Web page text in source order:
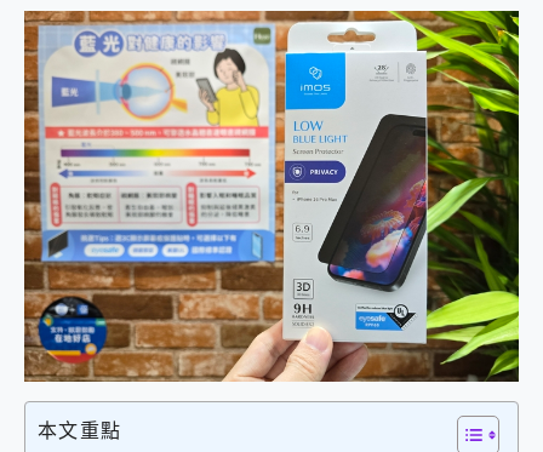
AI 支付 一錶搞定大小事 Xiaomi Watch 5 開箱 評測
超驚艷 讓人一眼就愛上 LENOVO 聯想 Yoga Book 9 14吋 AI輕薄筆電 開箱 評測
美到讓人超想擁有 moto pad 60 系列 與 Moto | Swarovski razr 60 冰藍限定版本 開箱 評測
好用的 EaseUS Partition Master 讓您輕鬆的移除與格式化有防寫保護的隨身碟或SD卡
一鍵修復模糊影片、舊照的 AI 好幫手! VideoProc Converter AI 新版全解析 × 年末優惠，一篇全看懂
小朋友才做選擇 投影機 RGB藍牙音響 氛圍情境燈 我通通都要！ Starfish 2 幻彩膠囊投影機｜結合「 智慧投影 & 煥彩流動 」的沈浸式生活新體驗
外型超吸晴~ 給您絕佳操控體驗 GravaStar Mercury K1 系列 異星機械鍵盤與 Mercury X 系列 輕量無線電競滑鼠 開箱 評測
iPhone 17 系列 有認證的防護來囉！ imos 首家導入 UL MCV 行銷宣告驗證的手機配件品牌
DJI Osmo Pocket 3 爽爽帶回家 歡慶 EaseUS 21 週年到來，「Slogan 海報徵稿活動」好康大放送
小巧好吸不擋鏡頭 有Qi2認證的 ONPRO MagReact MXs2 5000mAh薄型磁吸無線急速行動電源 開箱 評測
會走動的冷暖氣 SONY REON POCKET PRO 穿戴式智慧冷暖調溫裝置 開箱 評測
寶可夢飛人外掛iToolab AnyGo全新升級，GO Fest 五折優惠嗨翻天！支援 iOS/Android！
百倍變焦實測~ vivo X200 Pro 與 S25 Ultra 誰能滿足全場景拍攝需求？
超好用的 PLAUD NotePin AI 智慧錄音膠囊~ 您的AI 秘書已上線 每月免費送你 300分鐘轉寫
本文重點